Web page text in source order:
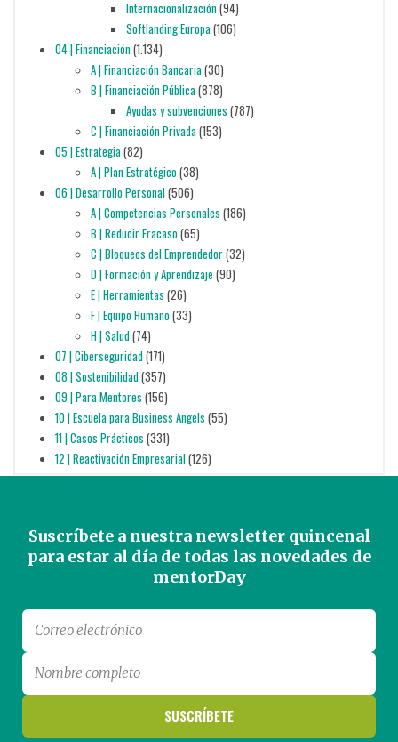
Internacionalización(94)
Softlanding Europa(106)
04 | Financiación(1.134)
A | Financiación Bancaria(30)
B | Financiación Pública(878)
Ayudas y subvenciones (787)
C | Financiación Privada(153)
05 | Estrategia(82)
A | Plan Estratégico(38)
06 | Desarrollo Personal(506)
A | Competencias Personales (186)
B | Reducir Fracaso(65)
C | Bloqueos del Emprendedor(32)
D | Formación y Aprendizaje (90)
E | Herramientas (26)
F | Equipo Humano(33)
H | Salud(74)
07 | Ciberseguridad(171)
08 | Sostenibilidad(357)
09 | Para Mentores (156)
10 | Escuela para Business Angels (55)
11 | Casos Prácticos (331)
12 | Reactivación Empresarial(126)
Suscríbete a nuestra newsletter quincenal
para estar al día de todas las novedades de
mentorDay